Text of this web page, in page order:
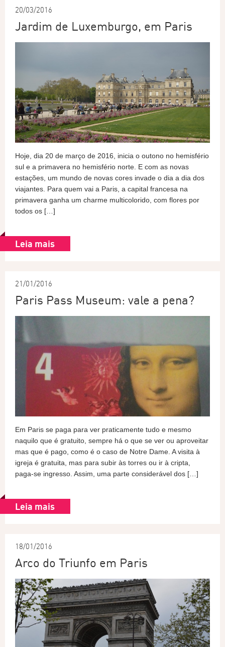
20/03/2016
Jardim de Luxemburgo, em Paris
Hoje, dia 20 de março de 2016, inicia o outono no hemisfério
sul e a primavera no hemisfério norte. E com as novas
estações, um mundo de novas cores invade o dia a dia dos
viajantes. Para quem vai a Paris, a capital francesa na
primavera ganha um charme multicolorido, com flores por
todos os […]
Leia mais
21/01/2016
Paris Pass Museum: vale a pena?
Em Paris se paga para ver praticamente tudo e mesmo
naquilo que é gratuito, sempre há o que se ver ou aproveitar
mas que é pago, como é o caso de Notre Dame. A visita à
igreja é gratuita, mas para subir às torres ou ir à cripta,
paga-se ingresso. Assim, uma parte considerável dos […]
Leia mais
18/01/2016
Arco do Triunfo em Paris